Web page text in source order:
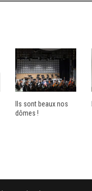
Ils sont beaux nos
dômes !